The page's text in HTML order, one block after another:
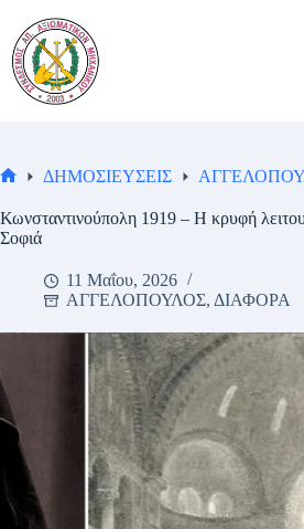
στο
περιεχόμενο
σελίδα
ΔΗΜΟΣΙΕΥΣΕΙΣ
Κωνσταντινούπολη 1919 – Η κρυφή
Σοφιά
11 Μαΐου, 2026
ΑΓΓΕΛΟΠΟΥΛΟΣ, ΔΙΑΦΟΡΑ